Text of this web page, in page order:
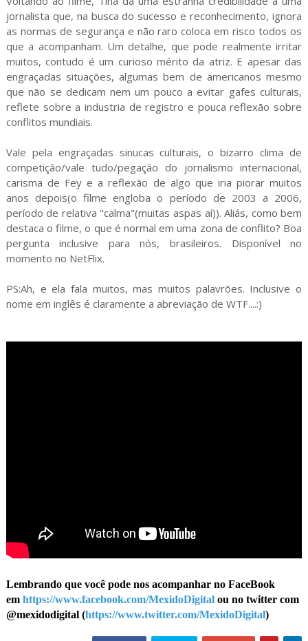
jornalista que, na busca do sucesso e reconhecimento, ignora
as normas de segurança e não raro coloca em risco todos os
que a acompanham. Um detalhe, que pode realmente irritar
muitos, contudo é um curioso mérito da atriz. E apesar das
engraçadas situações, algumas bem de americanos mesmo
que não se dedicam nem um pouco a evitar gafes culturais,
reflete sobre a industria de registro e pouca reflexão sobre
conflitos mundiais.
Vale pela engraçadas sinucas culturais, o bizarro clima de
competição/vale tudo/pegação do jornalismo internacional,
carisma de Fey e a reflexão de algo que iria piorar muitos
anos depois(o filme engloba o período de 2003 a 2006,
período de relativa "calma"(muitas aspas aí)). Aliás, como bem
destaca o filme, o que é normal em uma zona de conflito? Boa
pergunta inclusive para nós, brasileiros. Disponível no
momento no NetFlix.
PS:Ah, e ela fala muitos, mas muitos palavrões. Inclusive o
nome em inglês é claramente a abreviação de WTF....:)
Lembrando que você pode nos acompanhar no FaceBook
em https://www.facebook.com/MexidoDigitalou no twitter com
@mexidodigital (https://www.twitter.com/MexidoDigital)